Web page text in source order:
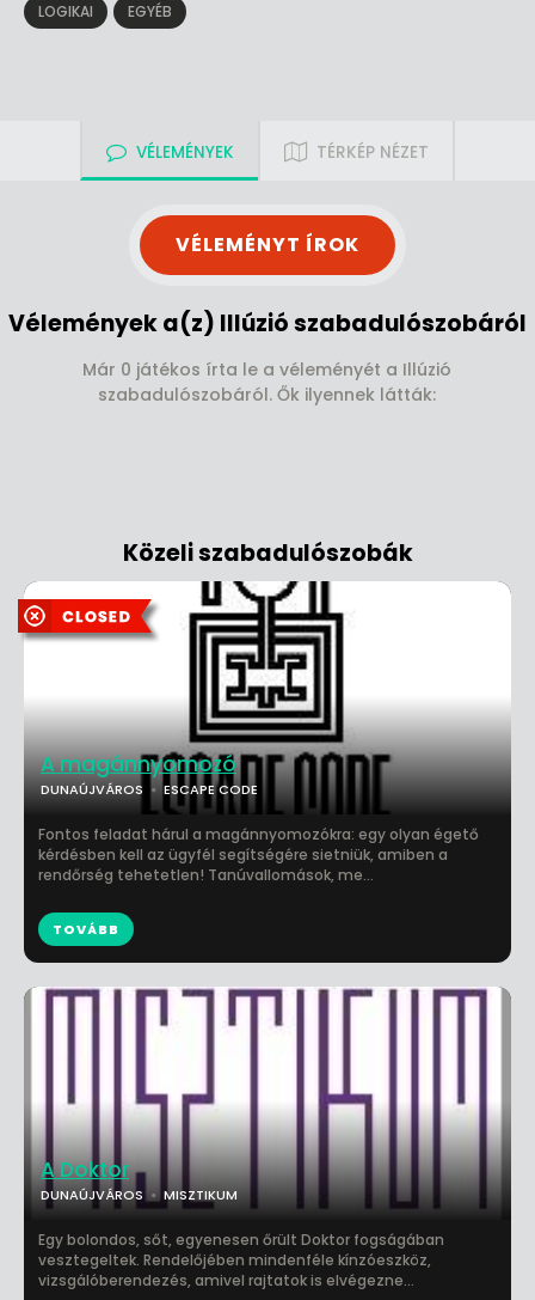
LOGIKAI EGYÉB
VÉLEMÉNYEK TÉRKÉP NÉZET
VÉLEMÉNYT ÍROK
Vélemények a(z) Illúzió szabadulószobáról
Már 0 játékos írta le a véleményét a Illúzió
szabadulószobáról. Ők ilyennek látták:
Közeli szabadulószobák
A Doktor
DUNAÚJVÁROS MISZTIKUM
Egy bolondos, sőt, egyenesen őrült Doktor fogságában
vesztegeltek. Rendelőjében mindenféle kínzóeszköz,
vizsgálóberendezés, amivel rajtatok is elvégezne...
A magánnyomozó
DUNAÚJVÁROS ESCAPE CODE
Fontos feladat hárul a magánnyomozókra: egy olyan égető
kérdésben kell az ügyfél segítségére sietniük, amiben a
rendőrség tehetetlen! Tanúvallomások, me...
TOVÁBB